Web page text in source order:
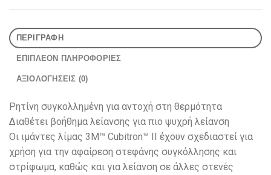
ΠΕΡΙΓΡΑΦΉ
ΕΠΙΠΛΈΟΝ ΠΛΗΡΟΦΟΡΊΕΣ
ΑΞΙΟΛΟΓΉΣΕΙΣ (0)
Ρητίνη συγκολλημένη για αντοχή στη θερμότητα
Διαθέτει βοήθημα λείανσης για πιο ψυχρή λείανση
Οι ιμάντες λίμας 3M™ Cubitron™ II έχουν σχεδιαστεί για
χρήση για την αφαίρεση στεφάνης συγκόλλησης και
στρίφωμα, καθώς και για λείανση σε άλλες στενές